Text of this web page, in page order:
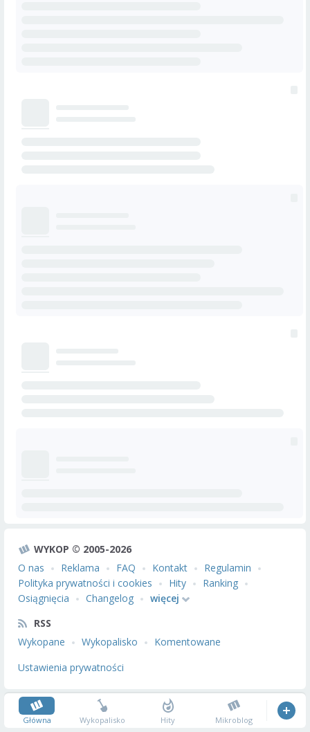
WYKOP © 2005-2026
O nas
Reklama FAQ Kontakt
Regulamin
Polityka prywatności i cookies
Hity
Ranking
Osiągnięcia
Changelog
więcej
RSS
Wykopane
Wykopalisko
Komentowane
Ustawienia prywatności
Główna Wykopalisko Hity Mikroblog